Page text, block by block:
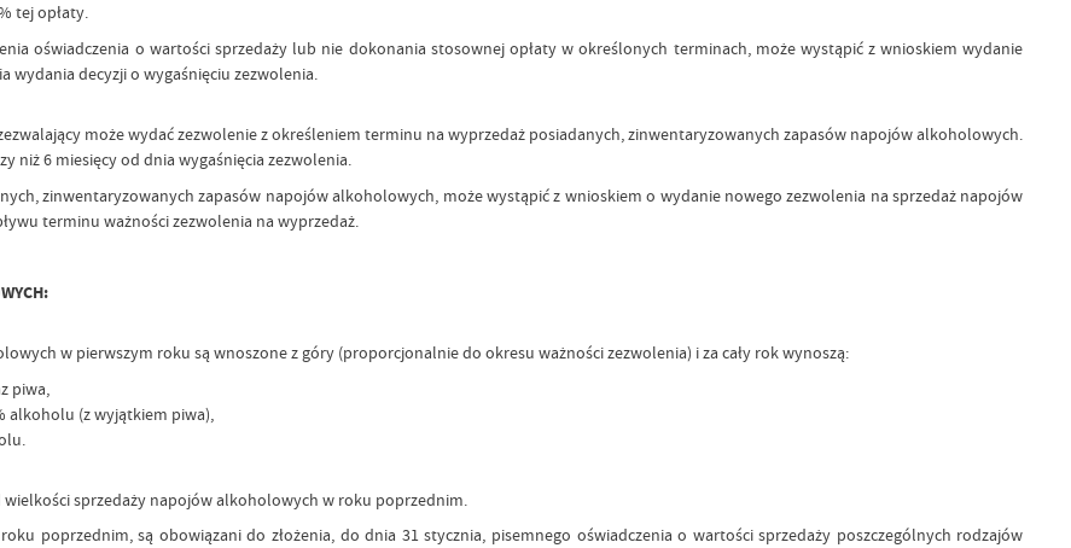
tej opłaty.
oświadczenia o wartości sprzedaży lub nie dokonania stosownej opłaty w określonych terminach, może wystąpić z wnioskiem wydanie
wydania decyzji o wygaśnięciu zezwolenia.
może wydać zezwolenie z określeniem terminu na wyprzedaż posiadanych, zinwentaryzowanych zapasów napojów alkoholowych.
niż 6 miesięcy od dnia wygaśnięcia zezwolenia.
zinwentaryzowanych zapasów napojów alkoholowych, może wystąpić z wnioskiem o wydanie nowego zezwolenia na sprzedaż napojów
terminu ważności zezwolenia na wyprzedaż.
w pierwszym roku są wnoszone z góry (proporcjonalnie do okresu ważności zezwolenia) i za cały rok wynoszą:
piwa,
alkoholu (z wyjątkiem piwa),
sprzedaży napojów alkoholowych w roku poprzednim.
poprzednim, są obowiązani do złożenia, do dnia 31 stycznia, pisemnego oświadczenia o wartości sprzedaży poszczególnych rodzajów